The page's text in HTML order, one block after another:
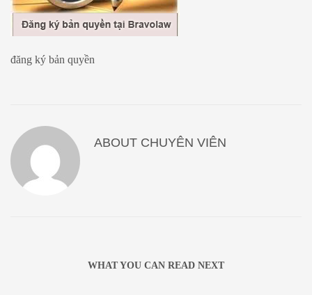
đăng ký bản quyền
ABOUT CHUYÊN VIÊN
WHAT YOU CAN READ NEXT